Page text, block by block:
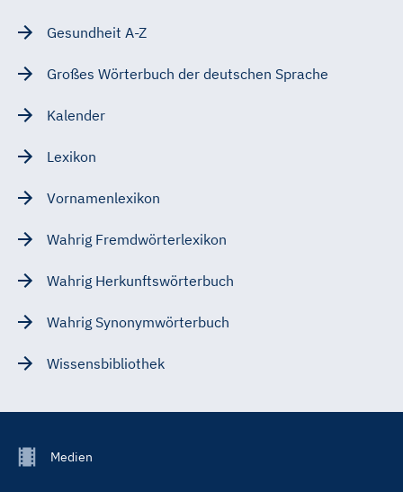
Gesundheit A-Z
Großes Wörterbuch der deutschen Sprache
Kalender
Lexikon
Vornamenlexikon
Wahrig Fremdwörterlexikon
Wahrig Herkunftswörterbuch
Wahrig Synonymwörterbuch
Wissensbibliothek
FooterMedien